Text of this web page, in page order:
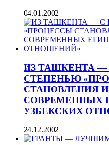
04.01.2002
ИЗ ТАШКЕНТА —
СТЕПЕНЬЮ
СТАНОВЛЕНИЯ
СОВРЕМЕННЫХ
УЗБЕКСКИХ
24.12.2002